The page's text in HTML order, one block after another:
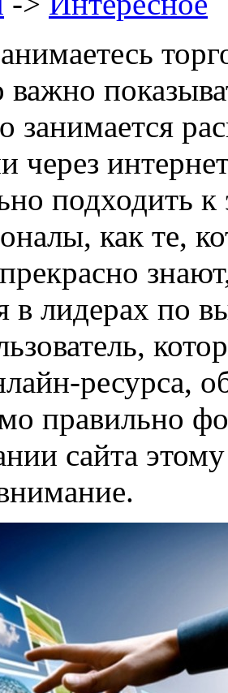
важно
занимается
через
подходить
как те,
в лидерах по
ресурса,
правильно
сайта